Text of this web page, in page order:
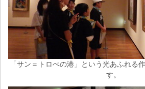
「サン＝トロぺの港」という光あふれる
す。